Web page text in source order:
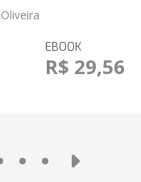
EBOOK
R$ 29,56